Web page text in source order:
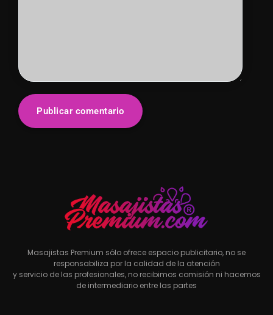
Masajistas Premium sólo ofrece espacio publicitario, no se
responsabiliza por la calidad de la atención
y servicio de las profesionales, no recibimos comisión ni hacemos
de intermediario entre las partes